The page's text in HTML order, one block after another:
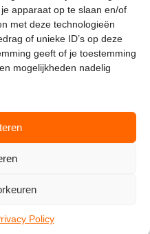
apparaat op te slaan en/of
met deze technologieën
of unieke ID’s op deze
geeft of je toestemming
mogelijkheden nadelig
Policy